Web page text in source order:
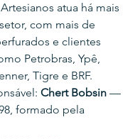
atua há mais
com mais de
e clientes
Petrobras, Ypê,
Tigre e BRF.
Chert Bobsin —
formado pela